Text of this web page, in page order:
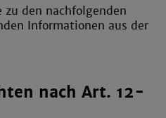
zu den nachfolgenden
Informationen aus der
nach Art. 12-